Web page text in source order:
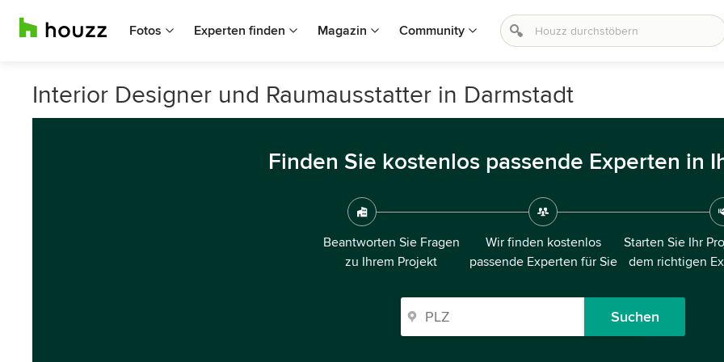
Fotos Experten finden Magazin Community
Interior Designer und Raumausstatter in Darmstadt
Finden Sie kostenlos passende Experten in
Beantworten Sie Fragen
zu Ihrem Projekt
Wir finden kostenlos
passende Experten für Sie
Starten Sie Ihr
dem richtigen
Suchen